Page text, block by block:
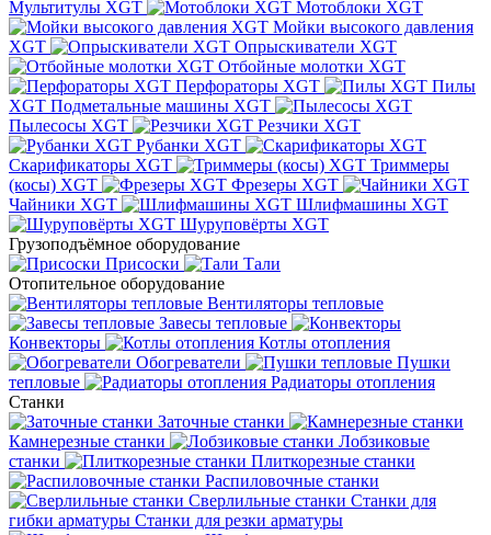
Мультитулы XGT
Мотоблоки XGT
Мойки высокого давления
XGT
Опрыскиватели XGT
Отбойные молотки XGT
Перфораторы XGT
Пилы
XGT Подметальные машины XGT
Пылесосы XGT
Резчики XGT
Рубанки XGT
Скарификаторы XGT
Триммеры
(косы) XGT
Фрезеры XGT
Чайники XGT
Шлифмашины XGT
Шуруповёрты XGT
Грузоподъёмное оборудование
Присоски
Тали
Отопительное оборудование
Вентиляторы тепловые
Завесы тепловые
Конвекторы
Котлы отопления
Обогреватели
Пушки
тепловые
Радиаторы отопления
Станки
Заточные станки
Камнерезные станки
Лобзиковые
станки
Плиткорезные станки
Распиловочные станки
Сверлильные станки Станки для
гибки арматуры Станки для резки арматуры